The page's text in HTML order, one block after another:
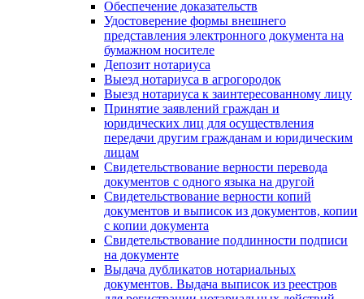
Обеспечение доказательств
Удостоверение формы внешнего
представления электронного документа на
бумажном носителе
Депозит нотариуса
Выезд нотариуса в агрогородок
Выезд нотариуса к заинтересованному лицу
Принятие заявлений граждан и
юридических лиц для осуществления
передачи другим гражданам и юридическим
лицам
Свидетельствование верности перевода
документов с одного языка на другой
Свидетельствование верности копий
документов и выписок из документов, копии
с копии документа
Свидетельствование подлинности подписи
на документе
Выдача дубликатов нотариальных
документов. Выдача выписок из реестров